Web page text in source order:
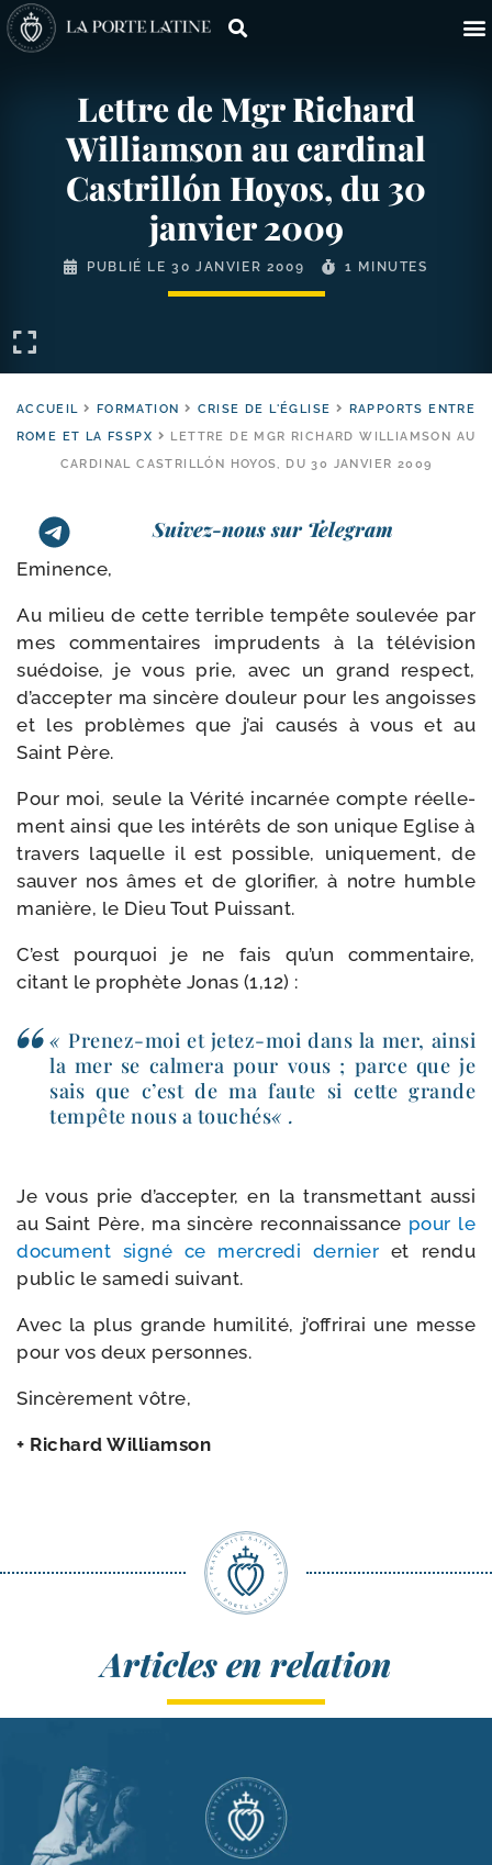
Lettre de Mgr Richard
Williamson au cardinal
Castrillón Hoyos, du 30
janvier 2009
PUBLIÉ LE30 JANVIER 2009 1 MINUTES
ACCUEIL FORMATION CRISE DE L'ÉGLISE
RAPPORTS ENTRE
ROME ET LA FSSPX
LETTRE DE MGR RICHARD WILLIAMSON AU
CARDINAL CASTRILLÓN HOYOS, DU 30 JANVIER 2009
Suivez-nous sur Telegram
Eminence,
Au milieu de cette ter­rible tem­pête sou­le­vée par
mes com­men­taires impru­dents à la télé­vi­sion
sué­doise, je vous prie, avec un grand res­pect,
d’accepter ma sin­cère dou­leur pour les angoisses
et les pro­blèmes que j’ai cau­sés à vous et au
Saint Père.
Pour moi, seule la Vérité incar­née compte réel­le­
ment ain­si que les inté­rêts de son unique Eglise à
tra­vers laquelle il est pos­sible, uni­que­ment, de
sau­ver nos âmes et de glo­ri­fier, à notre humble
manière, le Dieu Tout Puissant.
C’est pour­quoi je ne fais qu’un com­men­taire,
citant le pro­phète Jonas (1,12) :
«Prenez-​moi et jetez-​moi dans la mer, ain­si
la mer se cal­me­ra pour vous ; parce que je
sais que c’est de ma faute si cette grande
tem­pête nous a tou­chés« .
Je vous prie d’accepter, en la trans­met­tant aus­si
au Saint Père, ma sin­cère recon­nais­sance pour le
docu­ment signé ce mer­cre­di der­nier et ren­du
public le same­di suivant.
Avec la plus grande humi­li­té, j’offrirai une messe
pour vos deux personnes.
Sincèrement vôtre,
+ Richard Williamson
Articles en relation